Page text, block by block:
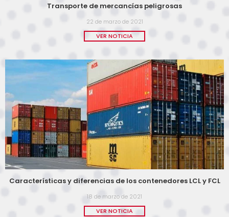
Transporte de mercancías peligrosas
22 de marzo de 2021
VER NOTICIA
Características y diferencias de los contenedores LCL y FCL
18 de marzo de 2021
VER NOTICIA